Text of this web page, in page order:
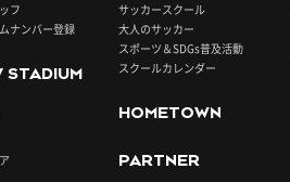
フ
ナンバー登録
STADIUM
サッカースクール
大人のサッカー
スポーツ＆SDGs普及活動
スクールカレンダー
HOMETOWN
PARTNER